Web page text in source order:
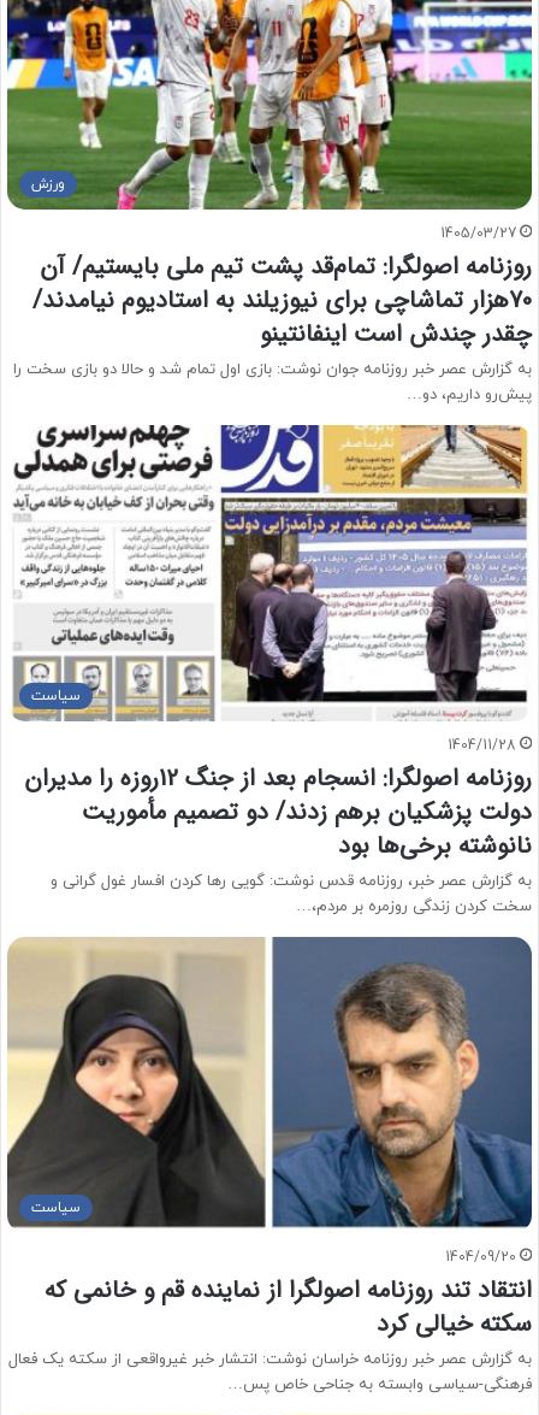
ورزش
1405/03/27
روزنامه اصولگرا: تمام‌قد پشت تیم ملی بایستیم/ آن
70هزار تماشاچی برای نیوزیلند به استادیوم نیامدند/
چقدر چندش است اینفانتینو
به گزارش عصر خبر روزنامه جوان نوشت: بازی اول تمام شد و حالا دو بازی سخت را
پیش‌رو داریم، دو…
سیاست
1404/11/28
روزنامه اصولگرا: انسجام بعد از جنگ 12روزه را مدیران
دولت پزشکیان برهم زدند/ دو تصمیم مأموریت
نانوشته برخی‌ها بود
به گزارش عصر خبر، روزنامه قدس نوشت: گویی رها کردن افسار غول گرانی و
سخت کردن زندگی روزمره بر مردم،…
سیاست
1404/09/20
انتقاد تند روزنامه اصولگرا از نماینده قم و خانمی که
سکته خیالی کرد
به گزارش عصر خبر روزنامه خراسان نوشت: انتشار خبر غیرواقعی از سکته یک فعال
فرهنگی-سیاسی وابسته به جناحی خاص پس…